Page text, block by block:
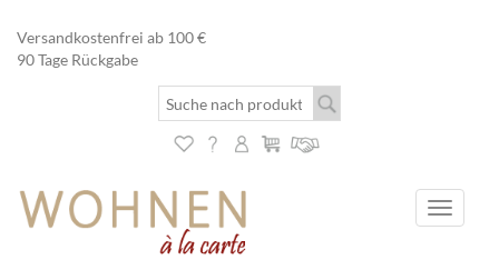
Versandkostenfrei ab 100 €
90 Tage Rückgabe
Toggle